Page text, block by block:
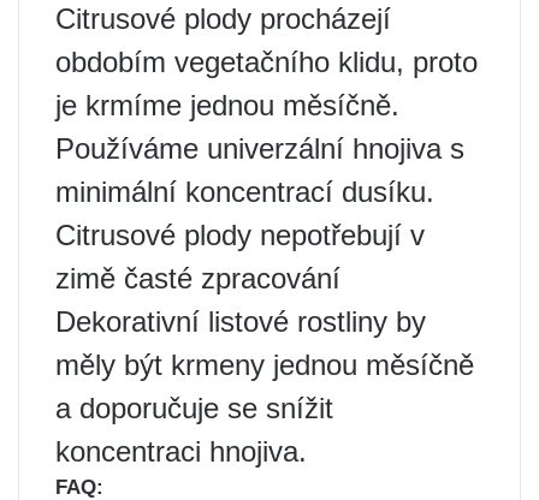
Citrusové plody procházejí
obdobím vegetačního klidu, proto
je krmíme jednou měsíčně.
Používáme univerzální hnojiva s
minimální koncentrací dusíku.
Citrusové plody nepotřebují v
zimě časté zpracování
Dekorativní listové rostliny by
měly být krmeny jednou měsíčně
a doporučuje se snížit
koncentraci hnojiva.
FAQ: